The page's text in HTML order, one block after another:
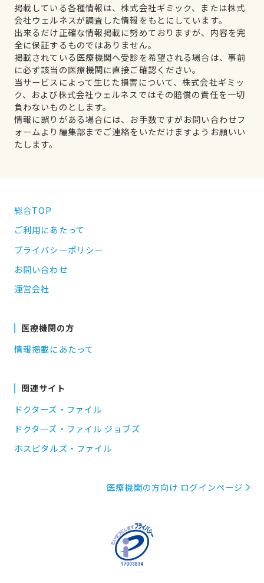
掲載している各種情報は、株式会社ギミック、または株式
会社ウェルネスが調査した情報をもとにしています。
出来るだけ正確な情報掲載に努めておりますが、内容を完
全に保証するものではありません。
掲載されている医療機関へ受診を希望される場合は、事前
に必ず該当の医療機関に直接ご確認ください。
当サービスによって生じた損害について、株式会社ギミッ
ク、および株式会社ウェルネスではその賠償の責任を一切
負わないものとします。
情報に誤りがある場合には、お手数ですがお問い合わせフ
ォームより編集部までご連絡をいただけますようお願いい
たします。
総合TOP
ご利用にあたって
プライバシーポリシー
お問い合わせ
運営会社
医療機関の方
情報掲載にあたって
関連サイト
ドクターズ・ファイル
ドクターズ・ファイル ジョブズ
ホスピタルズ・ファイル
医療機関の方向け ログインページ